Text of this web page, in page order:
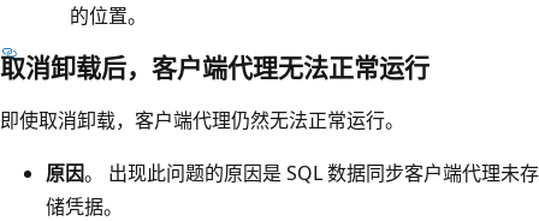
的位置。
取消卸载后，客户端代理无法正常运行
即使取消卸载，客户端代理仍然无法正常运行。
原因。 出现此问题的原因是 SQL 数据同步客户端代理未存
储凭据。